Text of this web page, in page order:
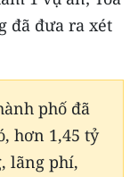
đã đưa ra xét
phố đã
hơn 1,45 tỷ
lãng phí,